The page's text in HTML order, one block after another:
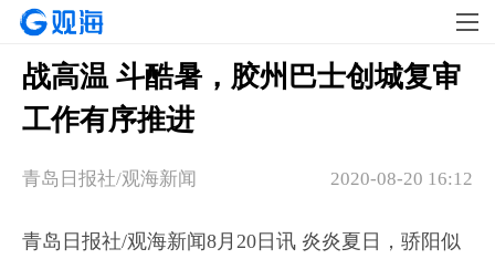
战高温 斗酷暑，胶州巴士创城复审
工作有序推进
2020-08-20 16:12
青岛日报社/观海新闻
青岛日报社/观海新闻8月20日讯 炎炎夏日，骄阳似